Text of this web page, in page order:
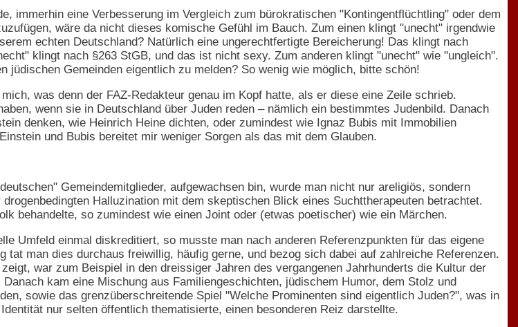
immerhin eine Verbesserung im Vergleich zum bürokratischen "Kontingentflüchtling" oder dem
wäre da nicht dieses komische Gefühl im Bauch. Zum einen klingt "unecht" irgendwie
echten Deutschland? Natürlich eine ungerechtfertigte Bereicherung! Das klingt nach
klingt nach §263 StGB, und das ist nicht sexy. Zum anderen klingt "unecht" wie "ungleich".
jüdischen Gemeinden eigentlich zu melden? So wenig wie möglich, bitte schön!
was denn der FAZ-Redakteur genau im Kopf hatte, als er diese eine Zeile schrieb.
wenn sie in Deutschland über Juden reden – nämlich ein bestimmtes Judenbild. Danach
denken, wie Heinrich Heine dichten, oder zumindest wie Ignaz Bubis mit Immobilien
und Bubis bereitet mir weniger Sorgen als das mit dem Glauben.
Gemeindemitglieder, aufgewachsen bin, wurde man nicht nur areligiös, sondern
Halluzination mit dem skeptischen Blick eines Suchttherapeuten betrachtet.
behandelte, so zumindest wie einen Joint oder (etwas poetischer) wie ein Märchen.
Umfeld einmal diskreditiert, so musste man nach anderen Referenzpunkten für das eigene
tat man dies durchaus freiwillig, häufig gerne, und bezog sich dabei auf zahlreiche Referenzen.
war zum Beispiel in den dreissiger Jahren des vergangenen Jahrhunderts die Kultur der
kam eine Mischung aus Familiengeschichten, jüdischem Humor, dem Stolz und
sowie das grenzüberschreitende Spiel "Welche Prominenten sind eigentlich Juden?", was in
nur selten öffentlich thematisierte, einen besonderen Reiz darstellte.